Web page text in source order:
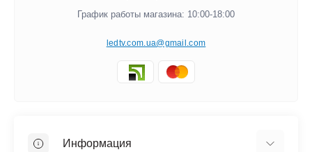
График работы магазина: 10:00-18:00
ledtv.com.ua@gmail.com
Информация